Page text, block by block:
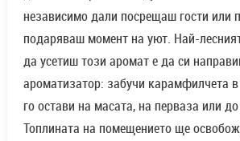
независимо дали посрещаш гости или
подаряваш момент на уют. Най-
да усетиш този аромат е да си
ароматизатор: забучи карамфилчета
го остави на масата, на перваза или
Топлината на помещението ще